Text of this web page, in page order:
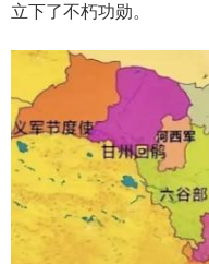
立下了不朽功勋。